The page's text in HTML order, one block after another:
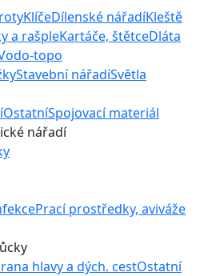
KlíčeDílenské nářadíKleště
a rašpleKartáče, štětceDláta
topo
Stavební nářadíSvětla
OstatníSpojovací materiál
nářadí
Prací prostředky, aviváže
hlavy a dých. cestOstatní